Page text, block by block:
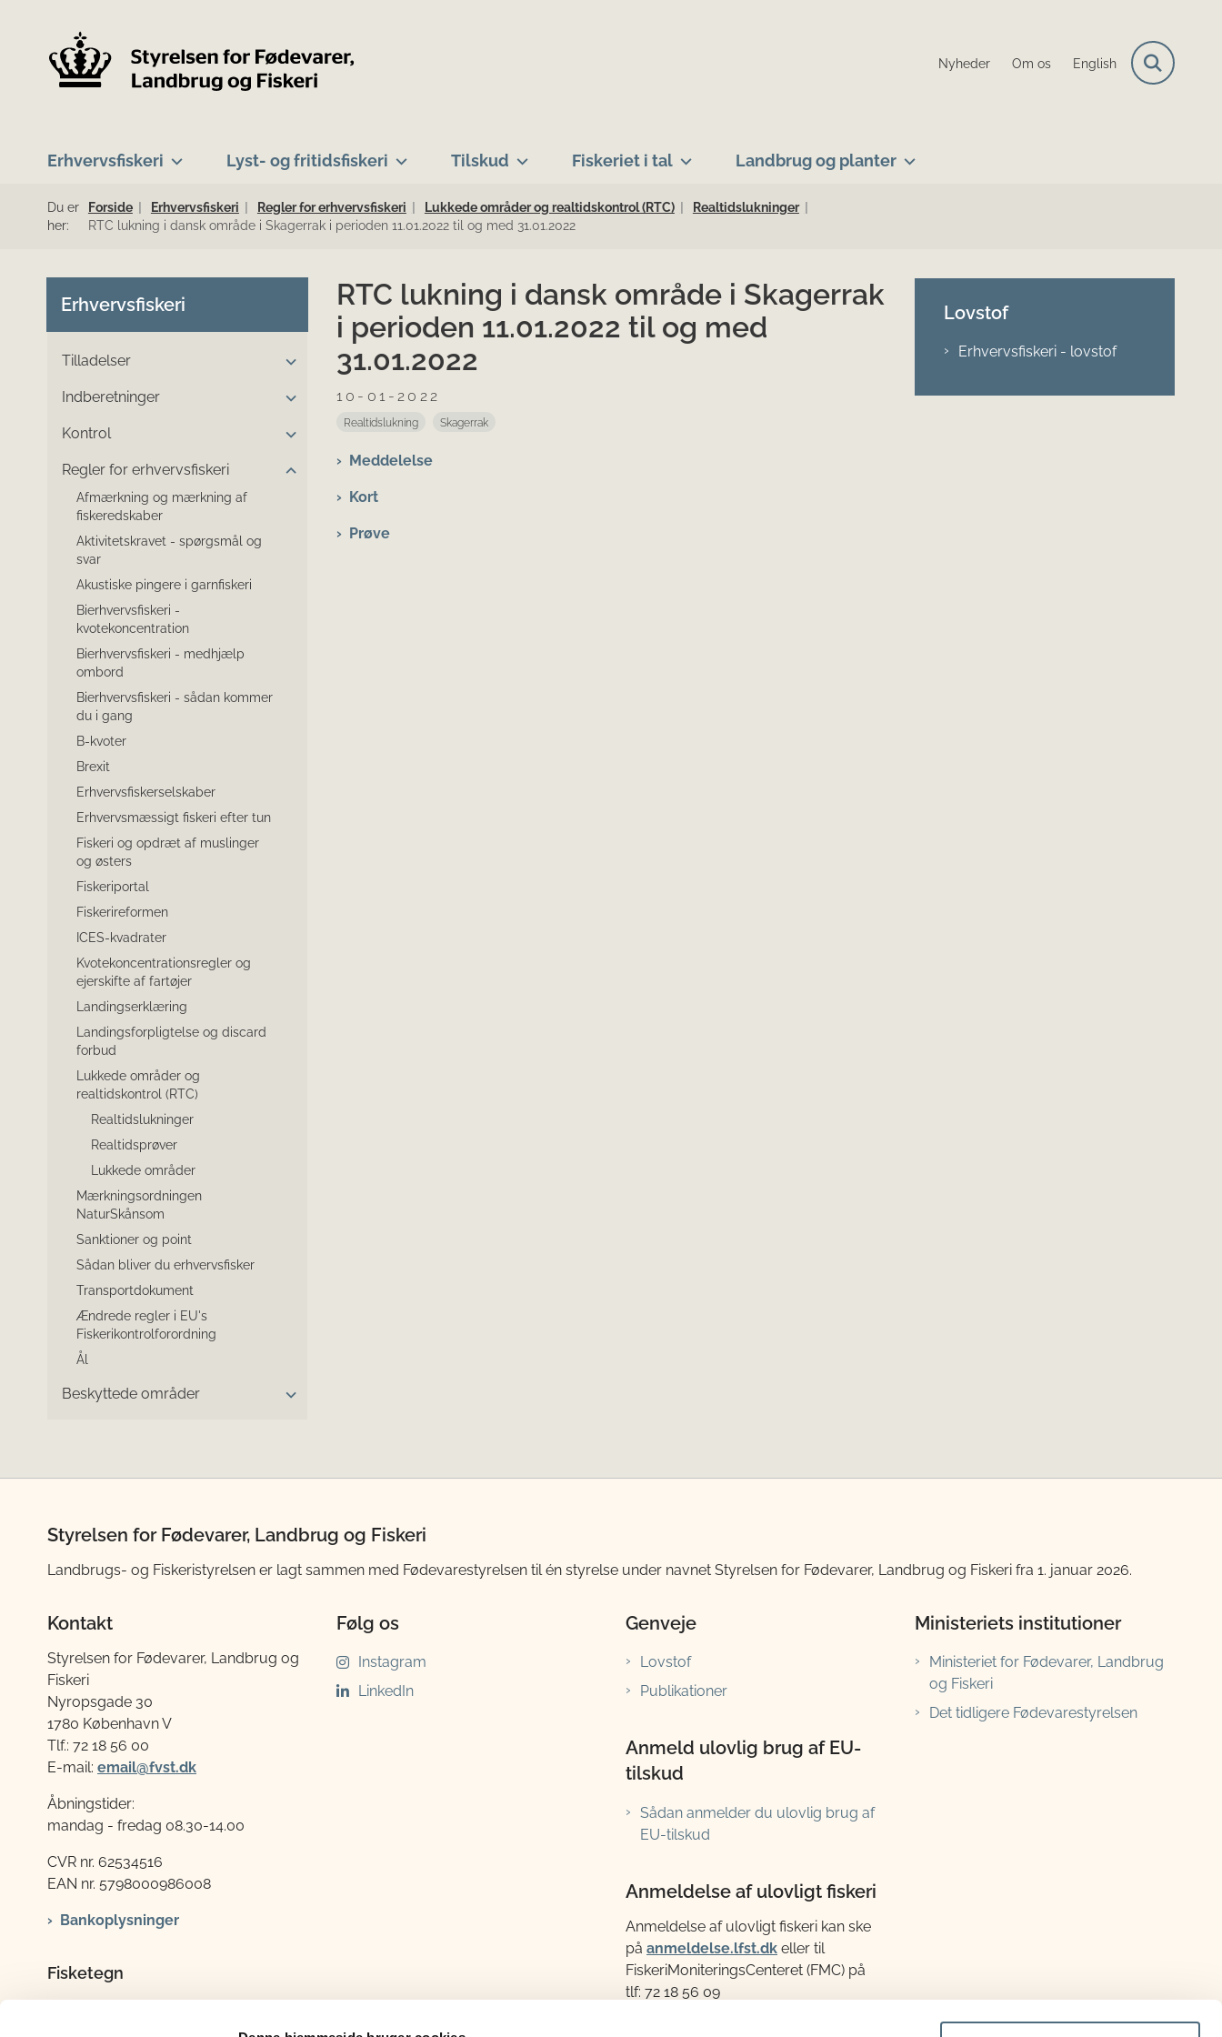
Nyheder Om os English
Erhvervsfiskeri Lyst- og fritidsfiskeri Tilskud Fiskeriet i tal Landbrug og planter
Du er
her:
Forside Erhvervsfiskeri Regler for erhvervsfiskeri Lukkede områder og realtidskontrol (RTC)
Realtidslukninger
RTC lukning i dansk område i Skagerrak i perioden 11.01.2022 til og med 31.01.2022
Erhvervsfiskeri
Tilladelser
Indberetninger
Kontrol
Regler for erhvervsfiskeri
Afmærkning og mærkning af
fiskeredskaber
Aktivitetskravet - spørgsmål og
svar
Akustiske pingere i garnfiskeri
Bierhvervsfiskeri -
kvotekoncentration
Bierhvervsfiskeri - medhjælp
ombord
Bierhvervsfiskeri - sådan kommer
du i gang
B-kvoter
Brexit
Erhvervsfiskerselskaber
Erhvervsmæssigt fiskeri efter tun
Fiskeri og opdræt af muslinger
og østers
Fiskeriportal
Fiskerireformen
ICES-kvadrater
Kvotekoncentrationsregler og
ejerskifte af fartøjer
Landingserklæring
Landingsforpligtelse og discard
forbud
Lukkede områder og
realtidskontrol (RTC)
Realtidslukninger
Realtidsprøver
Lukkede områder
Mærkningsordningen
NaturSkånsom
Sanktioner og point
Sådan bliver du erhvervsfisker
Transportdokument
Ændrede regler i EU's
Fiskerikontrolforordning
Ål
Beskyttede områder
RTC lukning i dansk område i Skagerrak
i perioden 11.01.2022 til og med
31.01.2022
10-01-2022
Realtidslukning Skagerrak
Meddelelse
Kort
Prøve
Lovstof
Erhvervsfiskeri - lovstof
Styrelsen for Fødevarer, Landbrug og Fiskeri
Landbrugs- og Fiskeristyrelsen er lagt sammen med Fødevarestyrelsen til én styrelse under navnet Styrelsen for Fødevarer, Landbrug og Fiskeri fra 1. januar 2026.
Kontakt
Styrelsen for Fødevarer, Landbrug og
Fiskeri
Nyropsgade 30
1780 København V
Tlf.: 72 18 56 00
E-mail: email@fvst.dk
Åbningstider:
mandag - fredag 08.30-14.00
CVR nr. 62534516
EAN nr. 5798000986008
Bankoplysninger
Fisketegn
Følg os
Instagram
LinkedIn
Genveje
Lovstof
Publikationer
Anmeld ulovlig brug af EU-
tilskud
Sådan anmelder du ulovlig brug af
EU-tilskud
Anmeldelse af ulovligt fiskeri
Anmeldelse af ulovligt fiskeri kan ske
på anmeldelse.lfst.dk eller til
FiskeriMoniteringsCenteret (FMC) på
tlf: 72 18 56 09
Ministeriets institutioner
Ministeriet for Fødevarer, Landbrug
og Fiskeri
Det tidligere Fødevarestyrelsen